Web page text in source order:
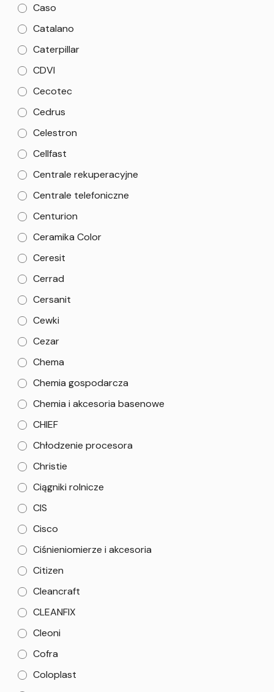
Caso
Catalano
Caterpillar
CDVI
Cecotec
Cedrus
Celestron
Cellfast
Centrale rekuperacyjne
Centrale telefoniczne
Centurion
Ceramika Color
Ceresit
Cerrad
Cersanit
Cewki
Cezar
Chema
Chemia gospodarcza
Chemia i akcesoria basenowe
CHIEF
Chłodzenie procesora
Christie
Ciągniki rolnicze
CIS
Cisco
Ciśnieniomierze i akcesoria
Citizen
Cleancraft
CLEANFIX
Cleoni
Cofra
Coloplast